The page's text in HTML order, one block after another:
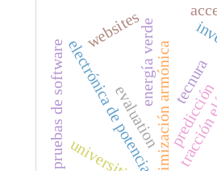
tecnura
optimización armónica
electrónica de potencia
energía verde
pruebas de software evaluation
websites
predicción